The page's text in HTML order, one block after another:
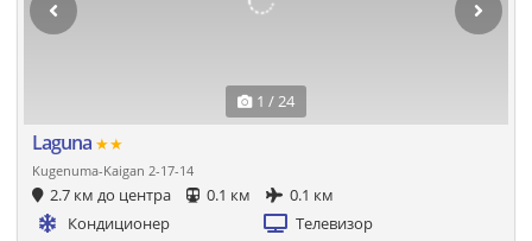
1 / 24
Laguna ★★
Kugenuma-Kaigan 2-17-14
2.7 км до центра 0.1 км
0.1 км
Кондиционер
Телевизор